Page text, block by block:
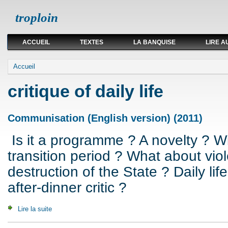
troploin
ACCUEIL TEXTES LA BANQUISE LIRE
Vous êtes ici
Accueil
critique of daily life
Communisation (English version) (2011)
Is it a programme ? A novelty ?
transition period ? What about
destruction of the State ? Daily
after-dinner critic ?
Lire la suite